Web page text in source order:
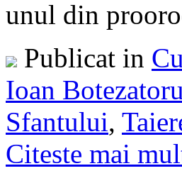
unul din
Publicat in
Ioan
Sfantului,
Citeste mai